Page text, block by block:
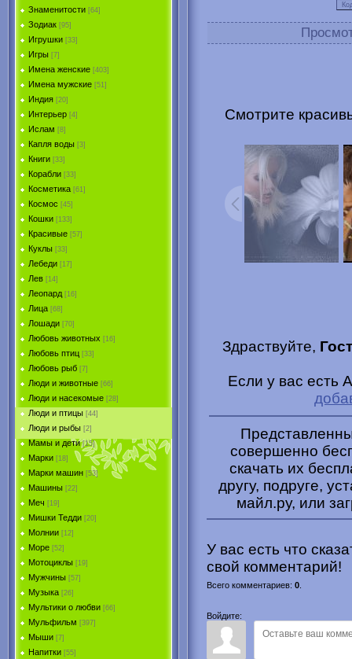
Знаменитости [64]
Зодиак [95]
Игрушки [33]
Игры [7]
Имена женские [403]
Имена мужские [51]
Индия [20]
Интерьер [4]
Ислам [8]
Капля воды [3]
Книги [33]
Корабли [33]
Косметика [61]
Космос [45]
Кошки [133]
Красивые [57]
Куклы [33]
Лебеди [17]
Лев [14]
Леопард [16]
Лица [68]
Лошади [70]
Любовь животных [16]
Любовь птиц [33]
Любовь рыб [7]
Люди и животные [66]
Люди и насекомые [28]
Люди и птицы [44]
Люди и рыбы [2]
Мамы и дети [15]
Марки [18]
Марки машин [53]
Машины [22]
Меч [19]
Мишки Тедди [20]
Молнии [12]
Море [52]
Мотоциклы [19]
Мужчины [57]
Музыка [26]
Мультики о любви [66]
Мульфильм [397]
Мыши [7]
Напитки [55]
Смотрите
Здраствуйте,
Если у вас есть
совершенно
скачать их
другу, подруге,
майл.ру, или
У вас есть что
свой комментарий!
Всего комментариев: 0
Войдите: